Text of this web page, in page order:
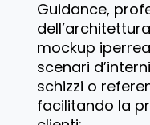
Guidance,
mockup
scenari
schizzi o
facilitando la